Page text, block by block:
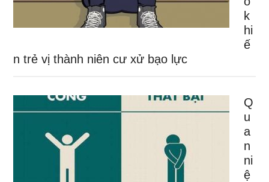
k
hi
ế
n trẻ vị thành niên cư xử bạo lực
Q
u
a
n
ni
ệ